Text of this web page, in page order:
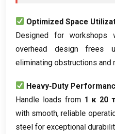
Optimized Space
Designed for workshops
overhead design frees
eliminating obstructions and
Heavy-Duty
Handle loads from 1 к 20
with smooth,reliable
steel for exceptional